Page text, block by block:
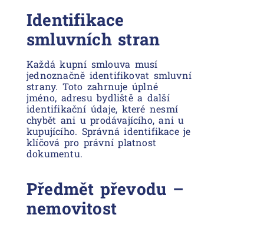
Identifikace
smluvních stran
Každá kupní smlouva musí
jednoznačně identifikovat smluvní
strany. Toto zahrnuje úplné
jméno, adresu bydliště a další
identifikační údaje, které nesmí
chybět ani u prodávajícího, ani u
kupujícího. Správná identifikace je
klíčová pro právní platnost
dokumentu.
Předmět převodu –
nemovitost